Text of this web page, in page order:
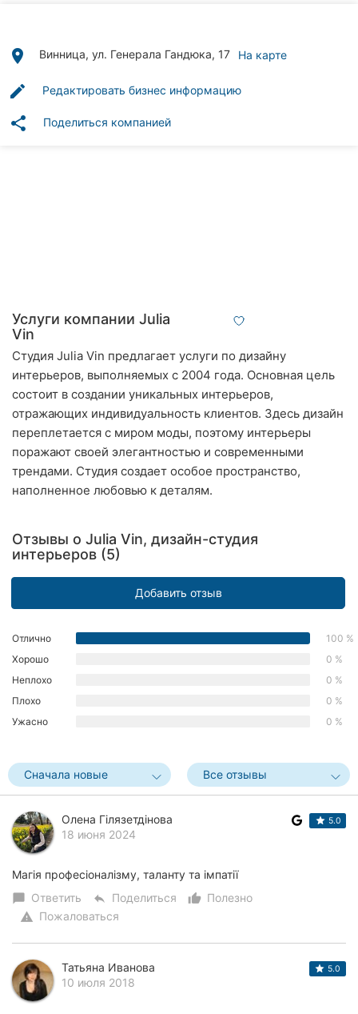
рубрики
Хмельницкий
Ровно
Одесса
Кропивницкий
Киев
Запорожье
Днепр
Рог
Николаев
Полтава
Черкассы
Черновцы
Сумы
Ивано-
Луцк
place Винница, ул. Генерала Гандюка, 17 На карте
edit Редактировать бизнес информацию
share Поделиться компанией
Услуги компании Julia
Vin
Студия Julia Vin предлагает услуги по дизайну
интерьеров, выполняемых с 2004 года. Основная цель
состоит в создании уникальных интерьеров,
отражающих индивидуальность клиентов. Здесь дизайн
переплетается с миром моды, поэтому интерьеры
поражают своей элегантностью и современными
трендами. Студия создает особое пространство,
наполненное любовью к деталям.
Отзывы о Julia Vin, дизайн-студия
интерьеров (5)
Добавить отзыв
Отлично
100 %
Хорошо
0 %
Неплохо
0 %
Плохо
0 %
Ужасно
0 %
Сначала новые Все отзывы
Олена Гілязетдінова
18 июня 2024
5.0
Магія професіоналізму, таланту та імпатії
chat_bubble Ответить reply Поделиться thumb_up_alt
Полезно
warning Пожаловаться
Татьяна Иванова
10 июля 2018
5.0